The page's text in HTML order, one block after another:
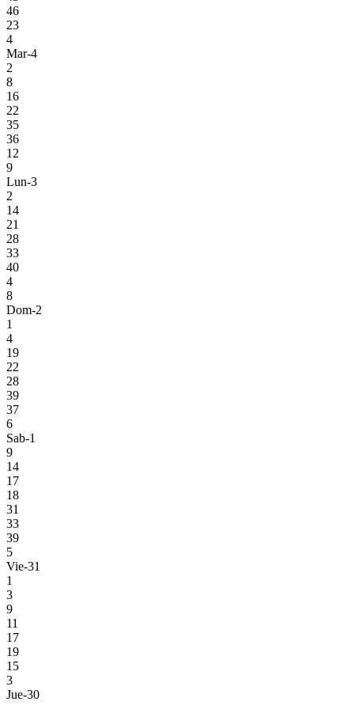
46
23
4
Mar-4
2
8
16
22
35
36
12
9
Lun-3
2
14
21
28
33
40
4
8
Dom-2
1
4
19
22
28
39
37
6
Sab-1
9
14
17
18
31
33
39
5
Vie-31
1
3
9
11
17
19
15
3
Jue-30